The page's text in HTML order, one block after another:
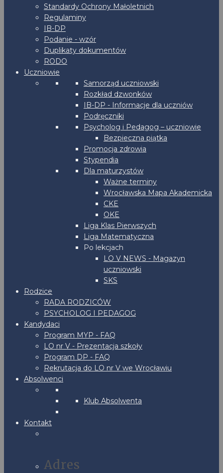
Standardy Ochrony Małoletnich
Regulaminy
IB-DP
Podanie - wzór
Duplikaty dokumentów
RODO
Uczniowie
Samorząd uczniowski
Rozkład dzwonków
IB-DP - Informacje dla uczniów
Podręczniki
Psycholog i Pedagog – uczniowie
Bezpieczna piątka
Promocja zdrowia
Stypendia
Dla maturzystów
Ważne terminy
Wrocławska Mapa Akademicka
CKE
OKE
Liga Klas Pierwszych
Liga Matematyczna
Po lekcjach
LO V NEWS - Magazyn
uczniowski
SKS
Rodzice
RADA RODZICÓW
PSYCHOLOG I PEDAGOG
Kandydaci
Program MYP - FAQ
LO nr V - Prezentacja szkoły
Program DP - FAQ
Rekrutacja do LO nr V we Wrocławiu
Absolwenci
Klub Absolwenta
Kontakt
Adres